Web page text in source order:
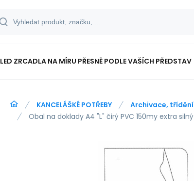
LED ZRCADLA NA MÍRU PŘESNĚ PODLE VAŠÍCH PŘEDSTAV
KANCELÁŠKÉ POTŘEBY Archivace, třídění
Obal na doklady A4 "L" čirý PVC 150my extra silný